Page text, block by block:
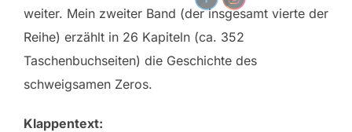
weiter. Mein zweiter Band (der insgesamt vierte der
Reihe) erzählt in 26 Kapiteln (ca. 352
Taschenbuchseiten) die Geschichte des
schweigsamen Zeros.
Klappentext: